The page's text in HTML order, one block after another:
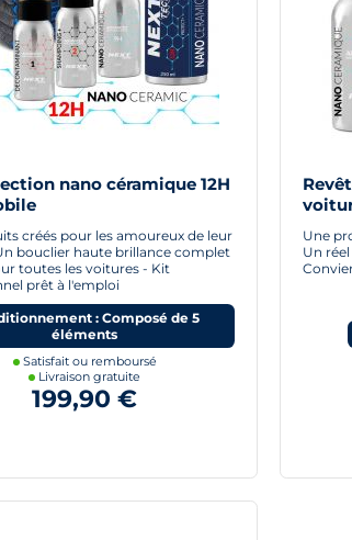
nano céramique 12H
créés pour les amoureux de leur
bouclier haute brillance complet
toutes les voitures - Kit
prêt à l'emploi
: Composé de 5
éléments
Satisfait ou remboursé
Livraison gratuite
199,90 €
Une
Un